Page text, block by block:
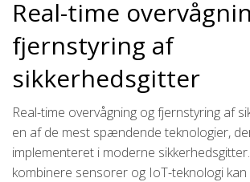
Real-time
fjernstyring af
sikkerhedsgitter
Real-time overvågning og fjernstyring af
en af de mest spændende teknologier,
implementeret i moderne
kombinere sensorer og IoT-teknologi